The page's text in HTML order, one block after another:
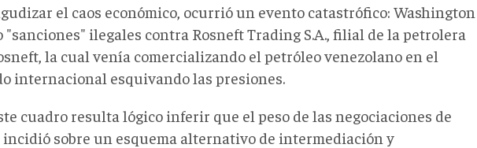
el caos económico, ocurrió un evento catastrófico: Washington
"sanciones" ilegales contra Rosneft Trading S.A., filial de la petrolera
la cual venía comercializando el petróleo venezolano en el
internacional esquivando las presiones.
cuadro resulta lógico inferir que el peso de las negociaciones de
incidió sobre un esquema alternativo de intermediación y